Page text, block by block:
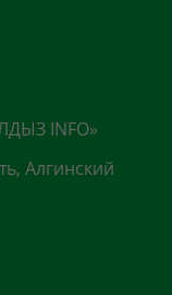
INFO»
Алгинский